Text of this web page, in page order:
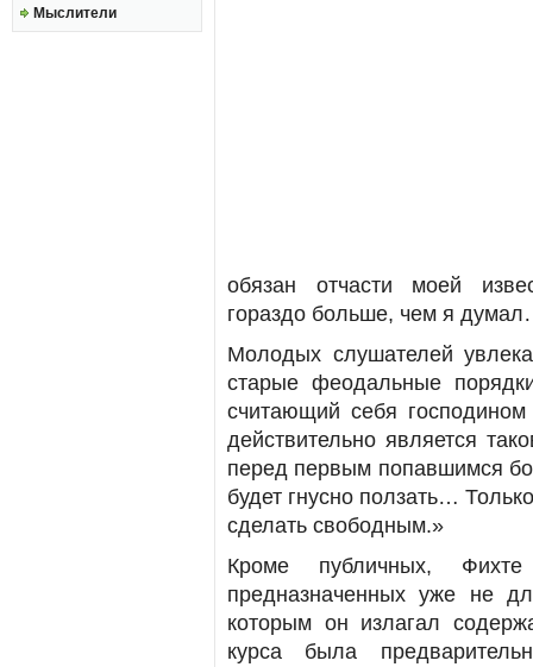
Мыслители
обязан отчасти моей
гораздо больше, чем я
Молодых слушателей
старые феодальные
считающий себя
действительно является
перед первым попавшимся
будет гнусно ползать…
сделать свободным.»
Кроме публичных,
предназначенных уже не
которым он излагал
курса была